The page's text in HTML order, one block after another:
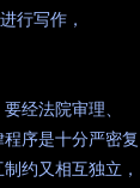
行写作，
经法院审理、
序是十分严密复
约又相互独立，